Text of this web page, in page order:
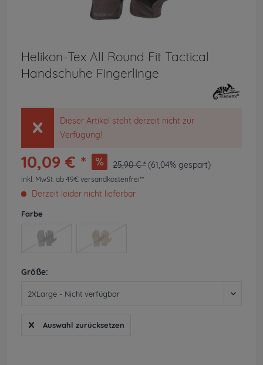
Helikon-Tex All Round Fit Tactical
Handschuhe Fingerlinge
Dieser Artikel steht derzeit nicht zur
Verfügung!
10,09 € * 25,90 € * (61,04% gespart)
inkl. MwSt. ab 49€ versandkostenfrei**
Derzeit leider nicht lieferbar
Farbe
Größe:
Auswahl zurücksetzen